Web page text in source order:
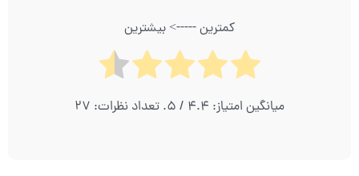
کمترین -----> بیشترین
میانگین امتیاز: 4.4 / 5. تعداد نظرات: 27